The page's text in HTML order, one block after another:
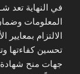
المعلومات
الالتزام
تحسين كفاءتها
جهات منح شهادة